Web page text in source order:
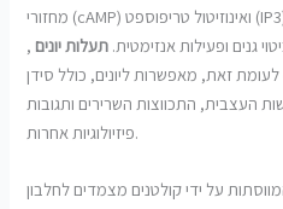
מחזורי (cAMP) ואינוזיטול טריפוספט (IP3), מעבירים אותות מהקולטן למטרות
גנים ופעילות אנזימטית. תעלות יונים ,
לעומת זאת, מאפשרות ליונים, כולל סידן (Ca2+) ואשלגן (K+), לפעול כשליחים
העצבית, התכווצות השרירים ותגובות
פיזיולוגיות אחרות.